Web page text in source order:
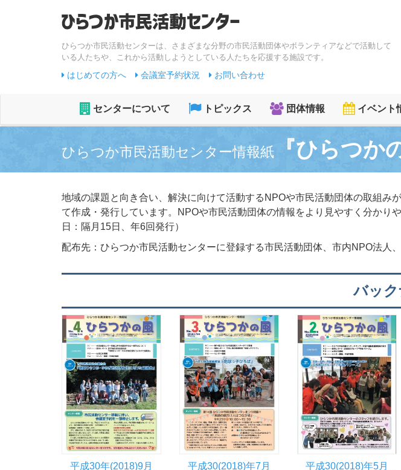
ひらつか市民活動センターは、さまざまな分野の市民活動団体やボランティアなどで活動して
いる人たちや、これから活動しようとしている人たちを応援する施設です。
はじめての方へ 会議室予約状況 お問い合わせ
センターについて トピックス 団体情報 イベント
ひらつか市民活動センター情報紙 『ひらつか
地域の課題と向き合い、解決に向けて活動するNPOや市民活動団体の取組
て作成・発行しています。NPOや市民活動団体の情報をより見やすく分か
日：隔月15日、年6回発行）
配布先：ひらつか市民活動センターに登録する市民活動団体、市内NPO法人
バッ
平成30年(2018)9月
平成30(2018)年7月
平成30(2018)年5月